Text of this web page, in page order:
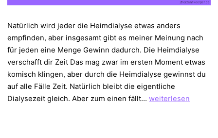
Natürlich wird jeder die Heimdialyse etwas anders
empfinden, aber insgesamt gibt es meiner Meinung nach
für jeden eine Menge Gewinn dadurch. Die Heimdialyse
verschafft dir Zeit Das mag zwar im ersten Moment etwas
komisch klingen, aber durch die Heimdialyse gewinnst du
auf alle Fälle Zeit. Natürlich bleibt die eigentliche
Dialysezeit gleich. Aber zum einen fällt… Dein
weiterlesen